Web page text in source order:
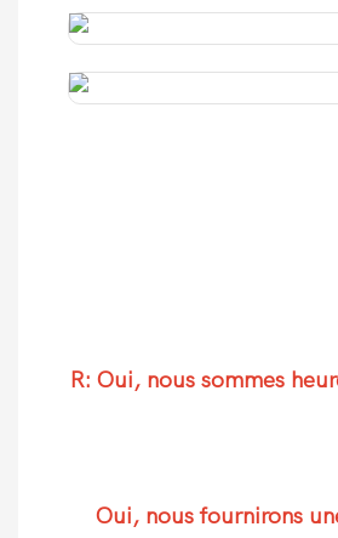
R: Oui, nous sommes
Oui, nous fournirons